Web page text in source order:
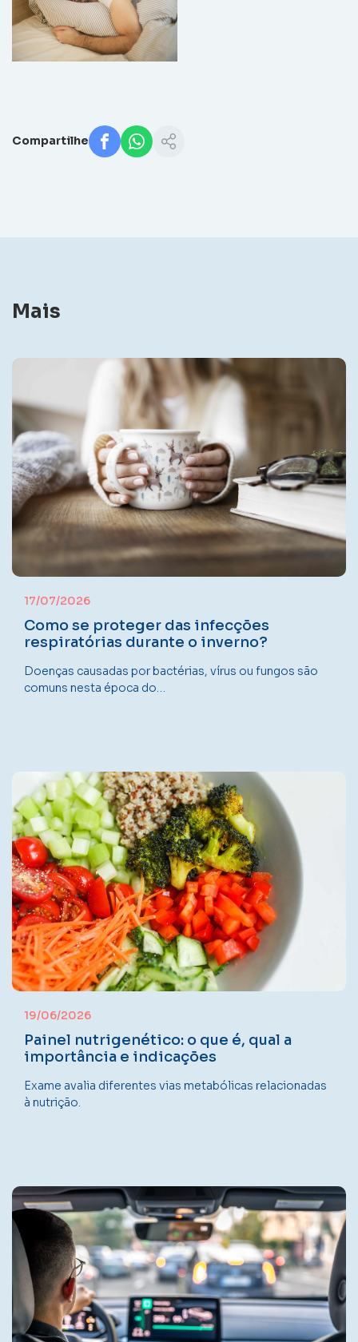
Compartilhe
Mais
17/07/2026
Como se proteger das infecções
respiratórias durante o inverno?
Doenças causadas por bactérias, vírus ou fungos são
comuns nesta época do…
19/06/2026
Painel nutrigenético: o que é, qual a
importância e indicações
Exame avalia diferentes vias metabólicas relacionadas
à nutrição.